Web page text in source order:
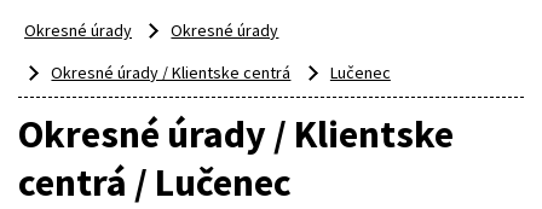
Okresné úrady
Okresné úrady
Okresné úrady / Klientske centrá
Lučenec
Okresné úrady / Klientske
centrá / Lučenec